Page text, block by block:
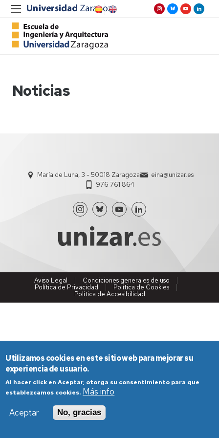
Noticias
María de Luna, 3 - 50018 Zaragoza
eina@unizar.es
976 761 864
Aviso Legal
Condiciones generales de uso
Política de Privacidad
Política de Cookies
Política de Accesibilidad
Utilizamos cookies en este sitio web para mejorar su
experiencia de usuario.
Al hacer click en Aceptar, otorga su consentimiento para que
establezcamos cookies. Más info
Aceptar
No, gracias